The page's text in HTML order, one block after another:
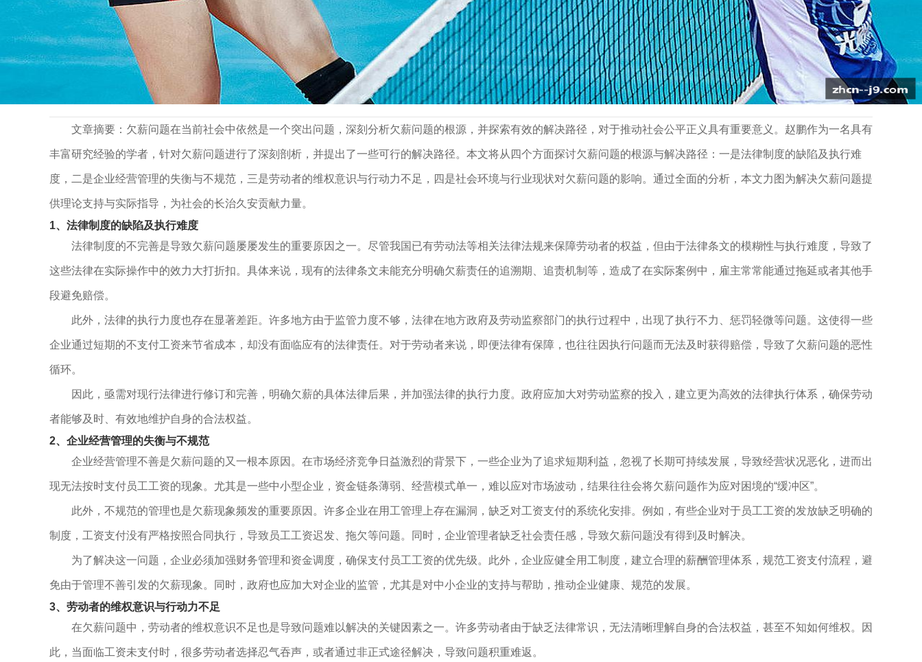
新闻动态> 赵鹏深刻解析欠薪问题的根源与解决路径探索
赵鹏深刻解析欠薪问题的根源与解决路径探索
文章摘要：欠薪问题在当前社会中依然是一个突出问题，深刻分析欠薪问题的根源，并探索有效的解决路径，对于推动社会公平正义具有重要意义。赵鹏作为一名具有
丰富研究经验的学者，针对欠薪问题进行了深刻剖析，并提出了一些可行的解决路径。本文将从四个方面探讨欠薪问题的根源与解决路径：一是法律制度的缺陷及执行难
度，二是企业经营管理的失衡与不规范，三是劳动者的维权意识与行动力不足，四是社会环境与行业现状对欠薪问题的影响。通过全面的分析，本文力图为解决欠薪问题提
供理论支持与实际指导，为社会的长治久安贡献力量。
1、法律制度的缺陷及执行难度
法律制度的不完善是导致欠薪问题屡屡发生的重要原因之一。尽管我国已有劳动法等相关法律法规来保障劳动者的权益，但由于法律条文的模糊性与执行难度，导致了
这些法律在实际操作中的效力大打折扣。具体来说，现有的法律条文未能充分明确欠薪责任的追溯期、追责机制等，造成了在实际案例中，雇主常常能通过拖延或者其他手
段避免赔偿。
此外，法律的执行力度也存在显著差距。许多地方由于监管力度不够，法律在地方政府及劳动监察部门的执行过程中，出现了执行不力、惩罚轻微等问题。这使得一些
企业通过短期的不支付工资来节省成本，却没有面临应有的法律责任。对于劳动者来说，即便法律有保障，也往往因执行问题而无法及时获得赔偿，导致了欠薪问题的恶性
循环。
因此，亟需对现行法律进行修订和完善，明确欠薪的具体法律后果，并加强法律的执行力度。政府应加大对劳动监察的投入，建立更为高效的法律执行体系，确保劳动
者能够及时、有效地维护自身的合法权益。
2、企业经营管理的失衡与不规范
企业经营管理不善是欠薪问题的又一根本原因。在市场经济竞争日益激烈的背景下，一些企业为了追求短期利益，忽视了长期可持续发展，导致经营状况恶化，进而出
现无法按时支付员工工资的现象。尤其是一些中小型企业，资金链条薄弱、经营模式单一，难以应对市场波动，结果往往会将欠薪问题作为应对困境的“缓冲区”。
此外，不规范的管理也是欠薪现象频发的重要原因。许多企业在用工管理上存在漏洞，缺乏对工资支付的系统化安排。例如，有些企业对于员工工资的发放缺乏明确的
制度，工资支付没有严格按照合同执行，导致员工工资迟发、拖欠等问题。同时，企业管理者缺乏社会责任感，导致欠薪问题没有得到及时解决。
为了解决这一问题，企业必须加强财务管理和资金调度，确保支付员工工资的优先级。此外，企业应健全用工制度，建立合理的薪酬管理体系，规范工资支付流程，避
免由于管理不善引发的欠薪现象。同时，政府也应加大对企业的监管，尤其是对中小企业的支持与帮助，推动企业健康、规范的发展。
3、劳动者的维权意识与行动力不足
在欠薪问题中，劳动者的维权意识不足也是导致问题难以解决的关键因素之一。许多劳动者由于缺乏法律常识，无法清晰理解自身的合法权益，甚至不知如何维权。因
此，当面临工资未支付时，很多劳动者选择忍气吞声，或者通过非正式途径解决，导致问题积重难返。